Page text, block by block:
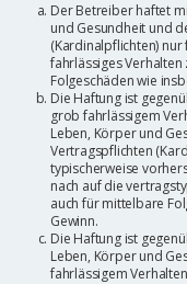
Der Betreiber haftet
und Gesundheit und
(Kardinalpflichten)
fahrlässiges
Folgeschäden wie
Die Haftung ist
grob fahrlässigem
Leben, Körper und
Vertragspflichten
typischerweise
nach auf die
auch für mittelbare
Gewinn.
Die Haftung ist
Leben, Körper und
fahrlässigem